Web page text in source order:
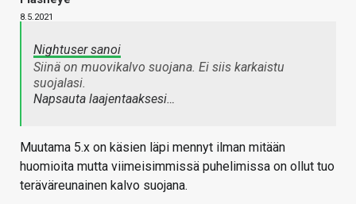
8.5.2021
Nightuser sanoi
Siinä on muovikalvo suojana. Ei siis karkaistu
suojalasi.
Napsauta laajentaaksesi…
Muutama 5.x on käsien läpi mennyt ilman mitään
huomioita mutta viimeisimmissä puhelimissa on ollut tuo
teräväreunainen kalvo suojana.